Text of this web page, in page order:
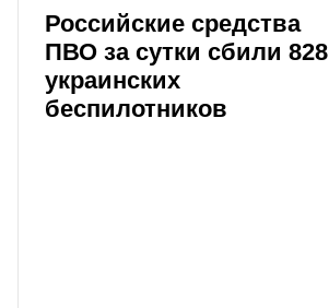
Российские средства
ПВО за сутки сбили 828
украинских
беспилотников